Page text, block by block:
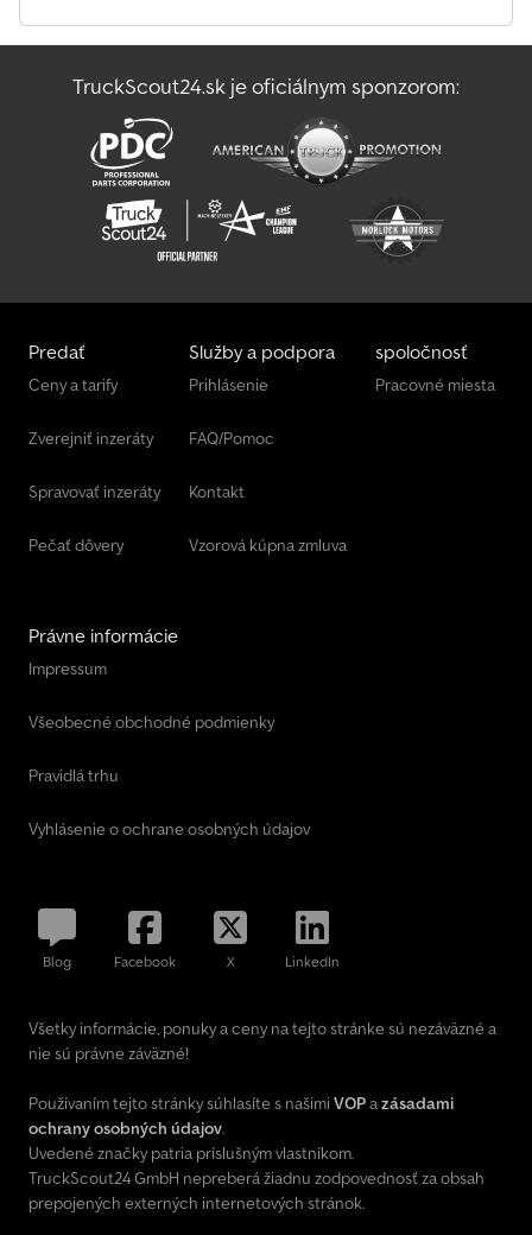
TruckScout24.sk je oficiálnym sponzorom:
Predať
Ceny a tarify
Zverejniť inzeráty
Spravovať inzeráty
Pečať dôvery
Služby a podpora
Prihlásenie
FAQ/Pomoc
Kontakt
Vzorová kúpna zmluva
spoločnosť
Pracovné miesta
Právne informácie
Impressum
Všeobecné obchodné podmienky
Pravidlá trhu
Vyhlásenie o ochrane osobných údajov
Blog Facebook X LinkedIn
Všetky informácie, ponuky a ceny na tejto stránke sú nezáväzné a
nie sú právne záväzné!
Používaním tejto stránky súhlasíte s našimi VOPazásadami
ochrany osobných údajov.
Uvedené značky patria príslušným vlastníkom.
TruckScout24 GmbH nepreberá žiadnu zodpovednosť za obsah
prepojených externých internetových stránok.